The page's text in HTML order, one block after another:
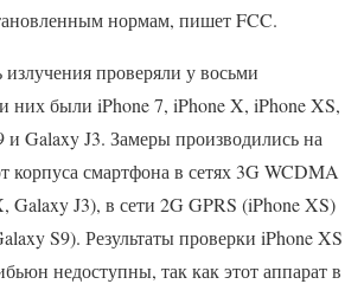
нормам, пишет FCC.
проверяли у восьми
них были iPhone 7, iPhone X, iPhone XS,
и Galaxy J3. Замеры производились на
корпуса смартфона в сетях 3G WCDMA
Galaxy J3), в сети 2G GPRS (iPhone XS)
S9). Результаты проверки iPhone XS
недоступны, так как этот аппарат в